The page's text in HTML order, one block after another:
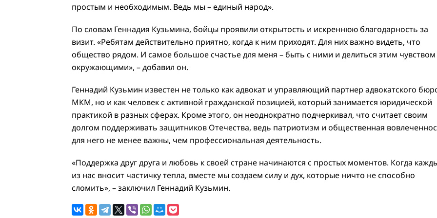
простым и необходимым. Ведь мы – единый народ».
По словам Геннадия Кузьмина, бойцы проявили открытость и искреннюю благодарность за
визит. «Ребятам действительно приятно, когда к ним приходят. Для них важно видеть, что
общество рядом. И самое большое счастье для меня – быть с ними и делиться этим чувством
окружающими», – добавил он.
Геннадий Кузьмин известен не только как адвокат и управляющий партнер адвокатского
МКМ, но и как человек с активной гражданской позицией, который занимается юридической
практикой в разных сферах. Кроме этого, он неоднократно подчеркивал, что считает своим
долгом поддерживать защитников Отечества, ведь патриотизм и общественная
для него не менее важны, чем профессиональная деятельность.
«Поддержка друг друга и любовь к своей стране начинаются с простых моментов. Когда
из нас вносит частичку тепла, вместе мы создаем силу и дух, которые ничто не способно
сломить», – заключил Геннадий Кузьмин.